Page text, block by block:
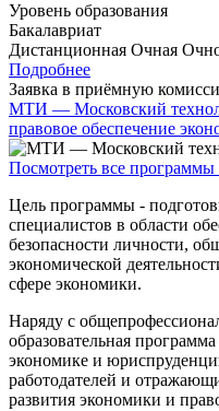
Уровень образования
Бакалавриат
Дистанционная Очная
Подробнее
Заявка в приёмную
МТИ — Московский
правовое обеспечение
Посмотреть все программы
Цель программы -
специалистов в области
безопасности личности,
экономической
сфере экономики.
Наряду с
образовательная
экономике и
работодателей и
развития экономики и